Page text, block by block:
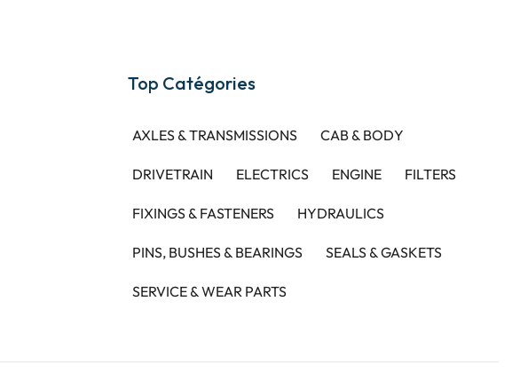
Top Catégories
AXLES & TRANSMISSIONS CAB & BODY
DRIVETRAIN ELECTRICS ENGINE FILTERS
FIXINGS & FASTENERS HYDRAULICS
PINS, BUSHES & BEARINGS SEALS & GASKETS
SERVICE & WEAR PARTS